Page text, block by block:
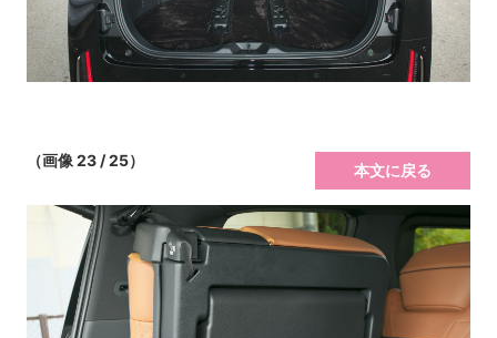
（画像 23 / 25）
本文に戻る